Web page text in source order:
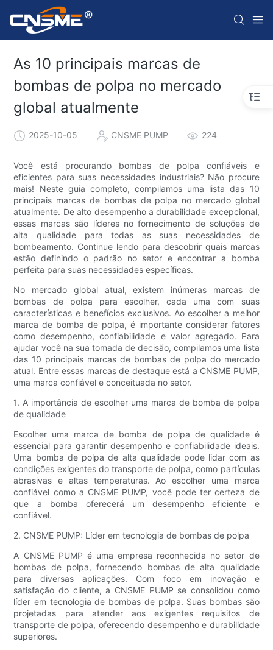
As 10 principais marcas de
bombas de polpa no mercado
global atualmente
2025-10-05 CNSME PUMP 224
Você está procurando bombas de polpa confiáveis ​​e
eficientes para suas necessidades industriais? Não procure
mais! Neste guia completo, compilamos uma lista das 10
principais marcas de bombas de polpa no mercado global
atualmente. De alto desempenho a durabilidade excepcional,
essas marcas são líderes no fornecimento de soluções de
alta qualidade para todas as suas necessidades de
bombeamento. Continue lendo para descobrir quais marcas
estão definindo o padrão no setor e encontrar a bomba
perfeita para suas necessidades específicas.
No mercado global atual, existem inúmeras marcas de
bombas de polpa para escolher, cada uma com suas
características e benefícios exclusivos. Ao escolher a melhor
marca de bomba de polpa, é importante considerar fatores
como desempenho, confiabilidade e valor agregado. Para
ajudar você na sua tomada de decisão, compilamos uma lista
das 10 principais marcas de bombas de polpa do mercado
atual. Entre essas marcas de destaque está a CNSME PUMP,
uma marca confiável e conceituada no setor.
1. A importância de escolher uma marca de bomba de polpa
de qualidade
Escolher uma marca de bomba de polpa de qualidade é
essencial para garantir desempenho e confiabilidade ideais.
Uma bomba de polpa de alta qualidade pode lidar com as
condições exigentes do transporte de polpa, como partículas
abrasivas e altas temperaturas. Ao escolher uma marca
confiável como a CNSME PUMP, você pode ter certeza de
que a bomba oferecerá um desempenho eficiente e
confiável.
2. CNSME PUMP: Líder em tecnologia de bombas de polpa
A CNSME PUMP é uma empresa reconhecida no setor de
bombas de polpa, fornecendo bombas de alta qualidade
para diversas aplicações. Com foco em inovação e
satisfação do cliente, a CNSME PUMP se consolidou como
líder em tecnologia de bombas de polpa. Suas bombas são
projetadas para atender aos exigentes requisitos de
transporte de polpa, oferecendo desempenho e durabilidade
superiores.